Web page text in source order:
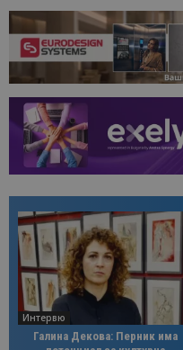
Интервю
Галина Декова: Перник има